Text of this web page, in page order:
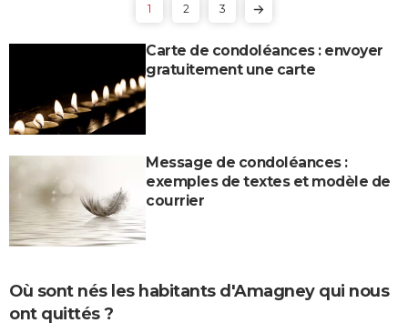
1 2 3
Carte de condoléances : envoyer
gratuitement une carte
Message de condoléances :
exemples de textes et modèle de
courrier
Où sont nés les habitants d'Amagney qui nous
ont quittés ?